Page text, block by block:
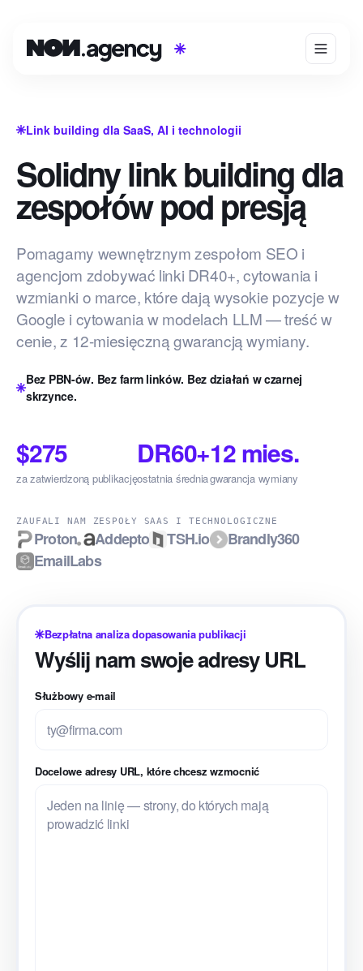
Link building dla SaaS, AI i technologii
Solidny link building dla
zespołów pod presją
Pomagamy wewnętrznym zespołom SEO i
agencjom zdobywać linki DR40+, cytowania i
wzmianki o marce, które dają wysokie pozycje w
Google i cytowania w modelach LLM — treść w
cenie, z 12-miesięczną gwarancją wymiany.
Bez PBN-ów. Bez farm linków. Bez działań w czarnej
skrzynce.
$275
za zatwierdzoną publikację
DR60+
ostatnia średnia
12 mies.
gwarancja wymiany
ZAUFALI NAM ZESPOŁY SAAS I TECHNOLOGICZNE
Proton Addepto TSH.io
Brandly360
EmailLabs
Bezpłatna analiza dopasowania publikacji
Wyślij nam swoje adresy URL
Służbowy e-mail
Docelowe adresy URL, które chcesz wzmocnić